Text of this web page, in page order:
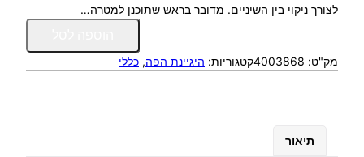
לצורך ניקוי בין השיניים. מדובר בראש שתוכנן למטרה…
כ
ו
מק"ט: 4003868קטגוריות: היגיינת הפה, כללי
תיאור